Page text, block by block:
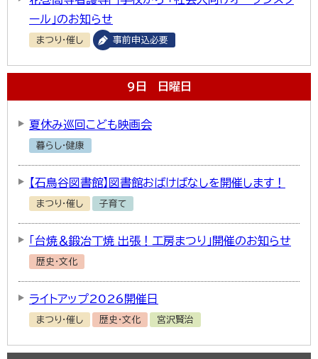
ール」のお知らせ
まつり・催し 事前申込必要
9 日 日曜日
夏休み巡回こども映画会
暮らし・健康
【石鳥谷図書館】図書館おばけばなしを開催します！
まつり・催し 子育て
「台焼＆鍛冶丁焼 出張！工房まつり」開催のお知らせ
歴史・文化
ライトアップ2026開催日
まつり・催し 歴史・文化 宮沢賢治